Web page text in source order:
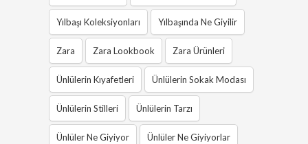
Yılbaşı Koleksiyonları Yılbaşında Ne Giyilir
Zara Zara Lookbook Zara Ürünleri
Ünlülerin Kıyafetleri Ünlülerin Sokak Modası
Ünlülerin Stilleri Ünlülerin Tarzı
Ünlüler Ne Giyiyor Ünlüler Ne Giyiyorlar